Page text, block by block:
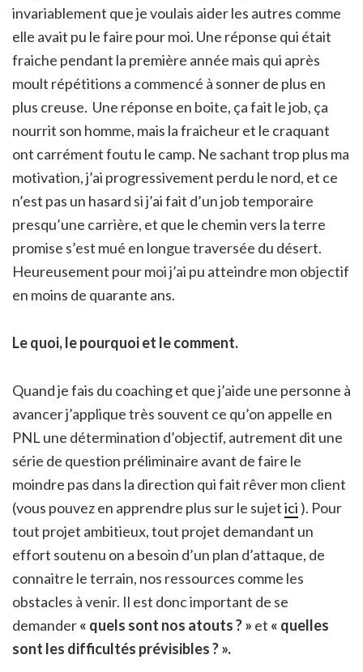
invariablement que je voulais aider les autres comme
elle avait pu le faire pour moi. Une réponse qui était
fraiche pendant la première année mais qui après
moult répétitions a commencé à sonner de plus en
plus creuse. Une réponse en boite, ça fait le job, ça
nourrit son homme, mais la fraicheur et le craquant
ont carrément foutu le camp. Ne sachant trop plus ma
motivation, j’ai progressivement perdu le nord, et ce
n’est pas un hasard si j’ai fait d’un job temporaire
presqu’une carrière, et que le chemin vers la terre
promise s’est mué en longue traversée du désert.
Heureusement pour moi j’ai pu atteindre mon objectif
en moins de quarante ans.
Le quoi, le pourquoi et le comment.
Quand je fais du coaching et que j’aide une personne à
avancer j’applique très souvent ce qu’on appelle en
PNL une détermination d’objectif, autrement dit une
série de question préliminaire avant de faire le
moindre pas dans la direction qui fait rêver mon client
(vous pouvez en apprendre plus sur le sujetici ). Pour
tout projet ambitieux, tout projet demandant un
effort soutenu on a besoin d’un plan d’attaque, de
connaitre le terrain, nos ressources comme les
obstacles à venir. Il est donc important de se
demander« quels sont nos atouts ? » et « quelles
sont les difficultés prévisibles ? ».